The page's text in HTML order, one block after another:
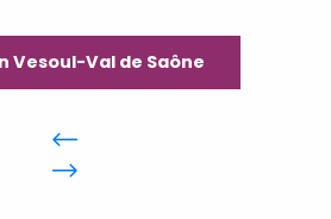
Vesoul-Val de Saône